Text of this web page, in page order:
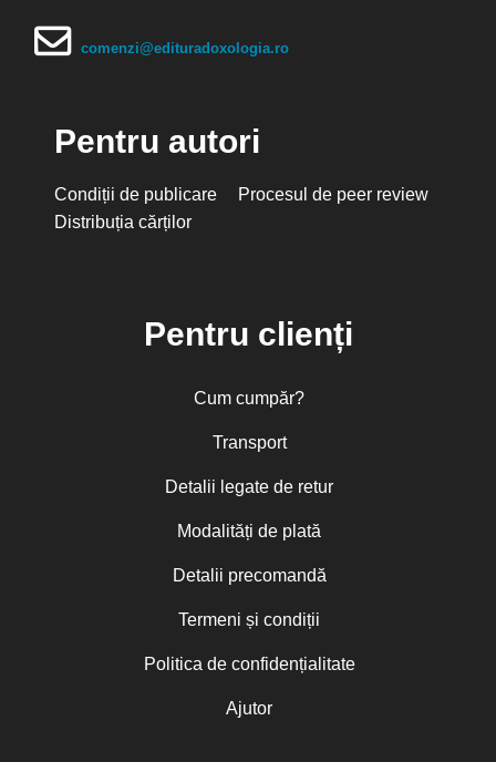
comenzi@edituradoxologia.ro
Pentru autori
Condiții de publicare
Procesul de peer review
Distribuția cărților
Pentru clienți
Cum cumpăr?
Transport
Detalii legate de retur
Modalități de plată
Detalii precomandă
Termeni și condiții
Politica de confidențialitate
Ajutor